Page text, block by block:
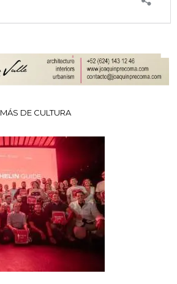
MÁS DE CULTURA